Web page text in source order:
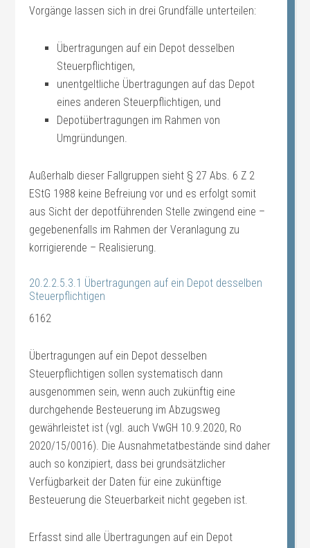
Vorgänge lassen sich in drei Grundfälle unterteilen:
Übertragungen auf ein Depot desselben
Steuerpflichtigen,
unentgeltliche Übertragungen auf das Depot
eines anderen Steuerpflichtigen, und
Depotübertragungen im Rahmen von
Umgründungen.
Außerhalb dieser Fallgruppen sieht § 27 Abs. 6 Z 2
EStG 1988 keine Befreiung vor und es erfolgt somit
aus Sicht der depotführenden Stelle zwingend eine –
gegebenenfalls im Rahmen der Veranlagung zu
korrigierende – Realisierung.
20.2.2.5.3.1 Übertragungen auf ein Depot desselben
Steuerpflichtigen
6162
Übertragungen auf ein Depot desselben
Steuerpflichtigen sollen systematisch dann
ausgenommen sein, wenn auch zukünftig eine
durchgehende Besteuerung im Abzugsweg
gewährleistet ist (vgl. auch VwGH 10.9.2020, Ro
2020/15/0016). Die Ausnahmetatbestände sind daher
auch so konzipiert, dass bei grundsätzlicher
Verfügbarkeit der Daten für eine zukünftige
Besteuerung die Steuerbarkeit nicht gegeben ist.
Erfasst sind alle Übertragungen auf ein Depot